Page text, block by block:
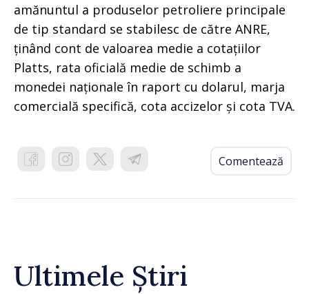
amănuntul a produselor petroliere principale
de tip standard se stabilesc de către ANRE,
ținând cont de valoarea medie a cotațiilor
Platts, rata oficială medie de schimb a
monedei naționale în raport cu dolarul, marja
comercială specifică, cota accizelor și cota TVA.
Comentează
Ultimele Știri